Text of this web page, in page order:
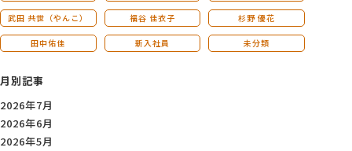
武田 共世（やんこ） 福谷 佳衣子 杉野 優花
田中佑佳 新入社員 未分類
月別記事
2026年7月
2026年6月
2026年5月